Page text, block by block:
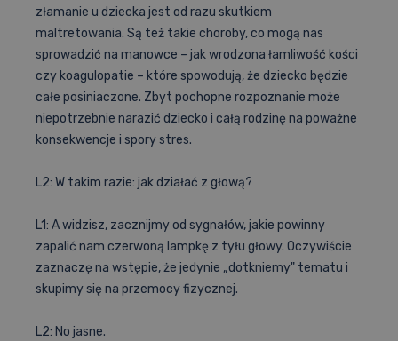
złamanie u dziecka jest od razu skutkiem
maltretowania. Są też takie choroby, co mogą nas
sprowadzić na manowce – jak wrodzona łamliwość kości
czy koagulopatie – które spowodują, że dziecko będzie
całe posiniaczone. Zbyt pochopne rozpoznanie może
niepotrzebnie narazić dziecko i całą rodzinę na poważne
konsekwencje i spory stres.
L2: W takim razie: jak działać z głową?
L1: A widzisz, zacznijmy od sygnałów, jakie powinny
zapalić nam czerwoną lampkę z tyłu głowy. Oczywiście
zaznaczę na wstępie, że jedynie „dotkniemy" tematu i
skupimy się na przemocy fizycznej.
L2: No jasne.